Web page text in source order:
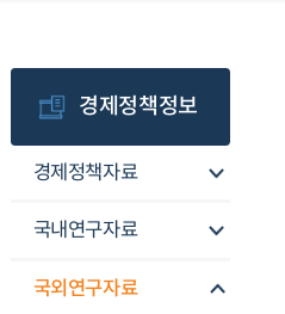
경제정책정보
경제정책자료
국내연구자료
국외연구자료